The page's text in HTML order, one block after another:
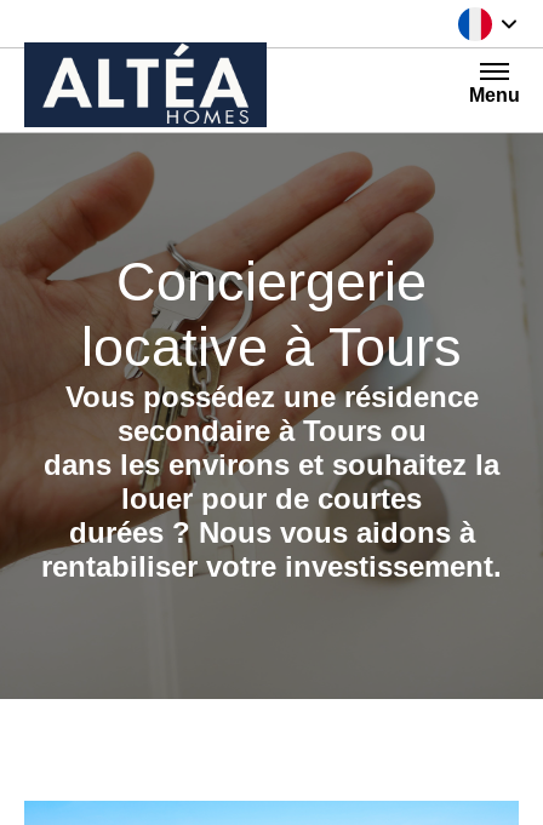
Menu
Conciergerie
locative à Tours
Vous possédez une résidence
secondaire à Tours ou
dans les environs et souhaitez la
louer pour de courtes
durées ? Nous vous aidons à
rentabiliser votre investissement.